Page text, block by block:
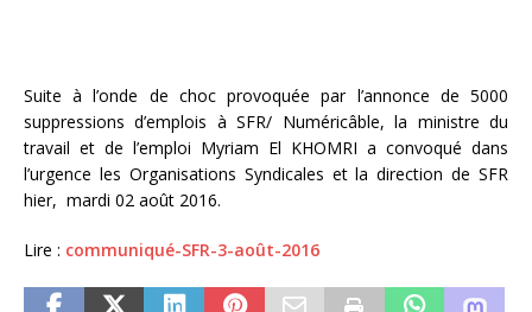
Suite à l’onde de choc provoquée par l’annonce de 5000
suppressions d’emplois à SFR/ Numéricâble, la ministre du
travail et de l’emploi Myriam El KHOMRI a convoqué dans
l’urgence les Organisations Syndicales et la direction de SFR
hier, mardi 02 août 2016.
Lire : communiqué-SFR-3-août-2016